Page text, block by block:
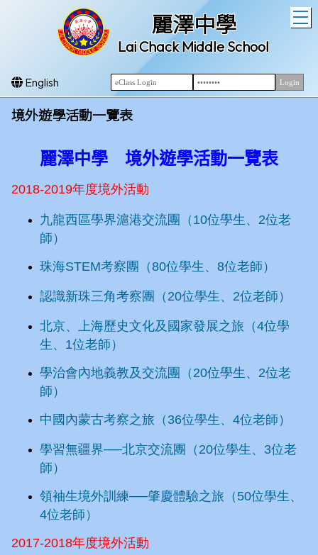
麗澤中學
Lai Chack Middle School
English
境外遊學活動一覽表